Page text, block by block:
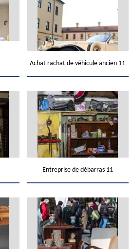
Achat rachat de véhicule ancien 11
Entreprise de débarras 11